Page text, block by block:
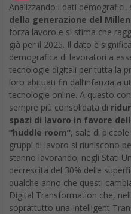
Analizzando i dati demografici,
della generazione del
forza lavoro e si stima che
già per il 2025. Il dato è
demografica di lavoratori a
tecnologie digitali per tutta la
loro abituati fin dall’infanzia a
tecnologie online. A questo
sempre più consolidata di
spazi di lavoro in favore
“huddle room”, sale di
gruppi di lavoro si riuniscono
stanno lavorando; negli Stati
decrescita del 30% delle
qualche anno che questi
Digital Transformation che,
soprattutto una Intelligent